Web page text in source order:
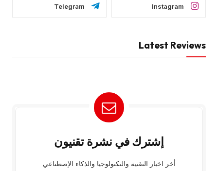
Instagram
Telegram
Latest Reviews
إشترك في نشرة تقنيون
أخر اخبار التقنية والتكنولوجيا والذكاء الإصطناعي